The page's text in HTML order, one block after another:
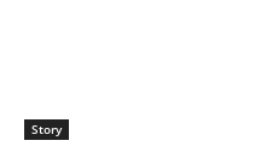
Story